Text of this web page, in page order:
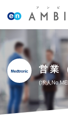
営業
求人